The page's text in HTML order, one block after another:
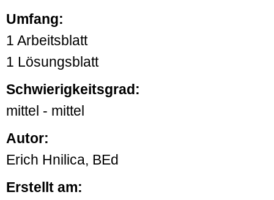
Umfang:
1 Arbeitsblatt
1 Lösungsblatt
Schwierigkeitsgrad:
mittel - mittel
Autor:
Erich Hnilica, BEd
Erstellt am: